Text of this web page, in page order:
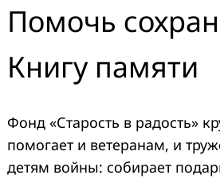
Помочь
Книгу памяти
Фонд «Старость в радость»
помогает и ветеранам, и
детям войны: собирает